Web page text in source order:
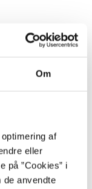
Om
af
eller
på ”Cookies” i
de anvendte